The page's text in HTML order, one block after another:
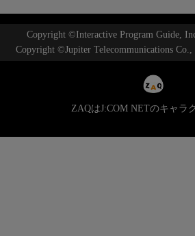
Copyright ©Interactive Program Guide,
Copyright ©Jupiter Telecommunications Co.,
ZAQはJ:COM NETのキャラ